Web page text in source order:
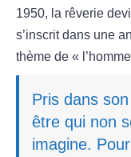
1950, la rêverie
s’inscrit dans une
thème de «
Pris dans
être qui non
imagine.